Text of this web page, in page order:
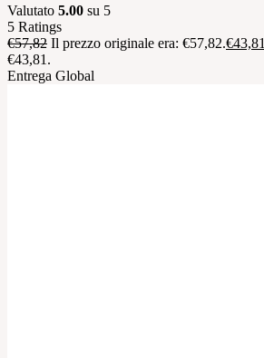
Valutato 5.00 su 5
5 Ratings
€57,82 Il prezzo originale era: €57,82.€43,81
€43,81.
Entrega Global